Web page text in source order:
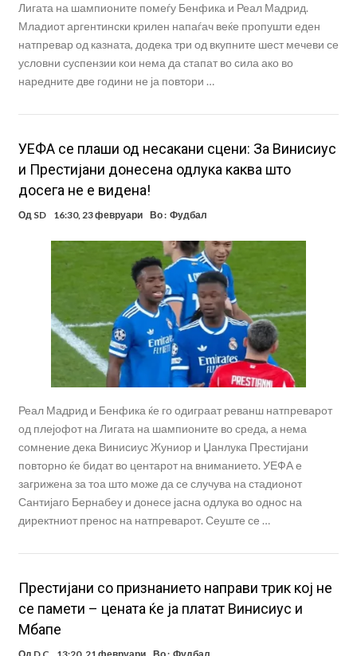
Лигата на шампионите помеѓу Бенфика и Реал Мадрид.
Младиот аргентински крилен напаѓач веќе пропушти еден
натпревар од казната, додека три од вкупните шест мечеви се
условни суспензии кои нема да стапат во сила ако во
наредните две години не ја повтори …
УЕФА се плаши од несакани сцени: За Винисиус
и Престијани донесена одлука каква што
досега не е видена!
Од SD 16:30, 23 февруари Во : Фудбал
Реал Мадрид и Бенфика ќе го одиграат реванш натпреварот
од плејофот на Лигата на шампионите во среда, а нема
сомнение дека Винисиус Жуниор и Џанлука Престијани
повторно ќе бидат во центарот на вниманието. УЕФА е
загрижена за тоа што може да се случува на стадионот
Сантијаго Бернабеу и донесе јасна одлука во однос на
директниот пренос на натпреварот. Сеуште се …
Престијани со признанието направи трик кој не
се памети – цената ќе ја платат Винисиус и
Мбапе